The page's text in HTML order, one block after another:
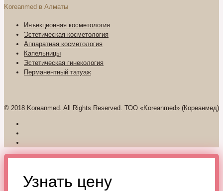
Koreanmed в Алматы
Инъекционная косметология
Эстетическая косметология
Аппаратная косметология
Капельницы
Эстетическая гинекология
Перманентный татуаж
© 2018 Koreanmed. All Rights Reserved. ТОО «Koreanmed» (Кореанмед)
Узнать цену